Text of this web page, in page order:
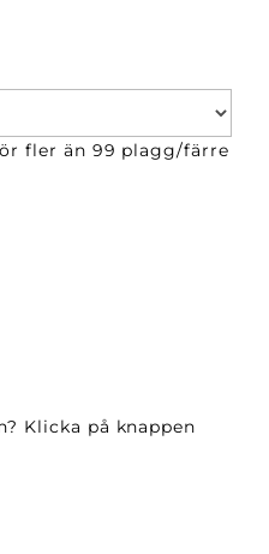
fler än 99 plagg/färre
Klicka på knappen